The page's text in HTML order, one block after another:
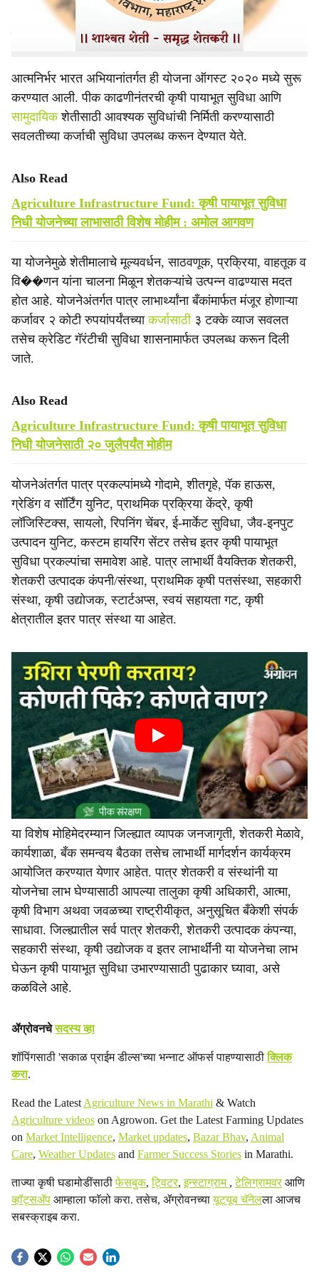
अधीक्षक कृषी अधिकारी तथा प्रकल्प संचालक (आत्मा) दत्तकुमार
कळसाईत यांनी केले आहे.
आत्मनिर्भर भारत अभियानांतर्गत ही योजना ऑगस्ट २०२० मध्ये सुरू
करण्यात आली. पीक काढणीनंतरची कृषी पायाभूत सुविधा आणि
सामुदायिकशेतीसाठी आवश्यक सुविधांची निर्मिती करण्यासाठी
सवलतीच्या कर्जाची सुविधा उपलब्ध करून देण्यात येते.
Also Read
Agriculture Infrastructure Fund: कृषी पायाभूत सुविधा
निधी योजनेच्या लाभासाठी विशेष मोहीम : अमोल आगवण
या योजनेमुळे शेतीमालाचे मूल्यवर्धन, साठवणूक, प्रक्रिया, वाहतूक व
वि��णन यांना चालना मिळून शेतकऱ्यांचे उत्पन्न वाढण्यास मदत
होत आहे. योजनेअंतर्गत पात्र लाभार्थ्यांना बँकांमार्फत मंजूर होणाऱ्या
कर्जावर २ कोटी रुपयांपर्यंतच्याकर्जासाठी ३ टक्के व्याज सवलत
तसेच क्रेडिट गॅरंटीची सुविधा शासनामार्फत उपलब्ध करून दिली
जाते.
Also Read
Agriculture Infrastructure Fund: कृषी पायाभूत सुविधा
निधी योजनेसाठी २० जुलैपर्यंत मोहीम
योजनेअंतर्गत पात्र प्रकल्पांमध्ये गोदामे, शीतगृहे, पॅक हाऊस,
ग्रेडिंग व सॉर्टिंग युनिट, प्राथमिक प्रक्रिया केंद्रे, कृषी
लॉजिस्टिक्स, सायलो, रिपनिंग चेंबर, ई-मार्केट सुविधा, जैव-इनपुट
उत्पादन युनिट, कस्टम हायरिंग सेंटर तसेच इतर कृषी पायाभूत
सुविधा प्रकल्पांचा समावेश आहे. पात्र लाभार्थी वैयक्तिक शेतकरी,
शेतकरी उत्पादक कंपनी/संस्था, प्राथमिक कृषी पतसंस्था, सहकारी
संस्था, कृषी उद्योजक, स्टार्टअप्स, स्वयं सहायता गट, कृषी
क्षेत्रातील इतर पात्र संस्था या आहेत.
या विशेष मोहिमेदरम्यान जिल्ह्यात व्यापक जनजागृती, शेतकरी मेळावे,
कार्यशाळा, बँक समन्वय बैठका तसेच लाभार्थी मार्गदर्शन कार्यक्रम
आयोजित करण्यात येणार आहेत. पात्र शेतकरी व संस्थांनी या
योजनेचा लाभ घेण्यासाठी आपल्या तालुका कृषी अधिकारी, आत्मा,
कृषी विभाग अथवा जवळच्या राष्ट्रीयीकृत, अनुसूचित बँकेशी संपर्क
साधावा. जिल्ह्यातील सर्व पात्र शेतकरी, शेतकरी उत्पादक कंपन्या,
सहकारी संस्था, कृषी उद्योजक व इतर लाभार्थींनी या योजनेचा लाभ
घेऊन कृषी पायाभूत सुविधा उभारण्यासाठी पुढाकार घ्यावा, असे
कळविले आहे.
ॲग्रोवनचेसदस्य व्हा
शॉपिंगसाठी 'सकाळ प्राईम डील्स'च्या भन्नाट ऑफर्स पाहण्यासाठीक्लिक
करा.
Read the Latest Agriculture News in Marathi & Watch
Agriculture videos on Agrowon. Get the Latest Farming Updates
on Market Intelligence, Market updates, Bazar Bhav, Animal
Care, Weather Updates and Farmer Success Stories in Marathi.
ताज्या कृषी घडामोडींसाठीफेसबुक,ट्विटर,इन्स्टाग्राम ,टेलिग्रामवरआणि
व्हॉट्सॲप आम्हाला फॉलो करा. तसेच, ॲग्रोवनच्यायूट्यूब चॅनेलला आजच
सबस्क्राइब करा.